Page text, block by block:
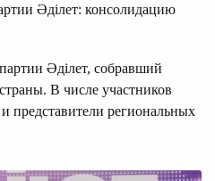
Әділет: консолидацию
Әділет, собравший
В числе участников
представители региональных